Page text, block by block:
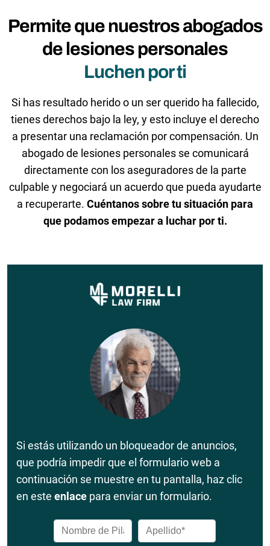
Permite que nuestros abogados
de lesiones personales
Luchen por ti
Si has resultado herido o un ser querido ha fallecido,
tienes derechos bajo la ley, y esto incluye el derecho
a presentar una reclamación por compensación. Un
abogado de lesiones personales se comunicará
directamente con los aseguradores de la parte
culpable y negociará un acuerdo que pueda ayudarte
a recuperarte. Cuéntanos sobre tu situación para
que podamos empezar a luchar por ti.
Si estás utilizando un bloqueador de anuncios,
que podría impedir que el formulario web a
continuación se muestre en tu pantalla, haz clic
en este enlace para enviar un formulario.